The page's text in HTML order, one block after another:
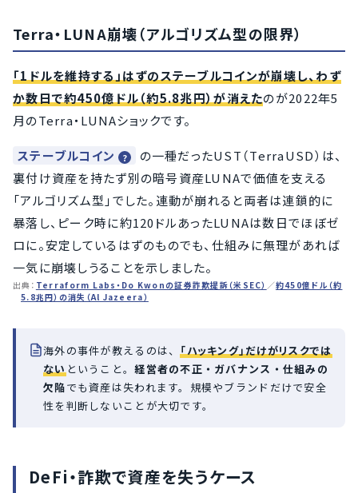
Terra・LUNA崩壊（アルゴリズム型の限界）
「1ドルを維持する」はずのステーブルコインが崩壊し、わず
か数日で約450億ドル（約5.8兆円）が消えたのが2022年5
月のTerra・LUNAショックです。
ステーブルコイン
の一種だったUST（TerraUSD）は、
裏付け資産を持たず別の暗号資産LUNAで価値を支える
「アルゴリズム型」でした。連動が崩れると両者は連鎖的に
暴落し、ピーク時に約120ドルあったLUNAは数日でほぼゼ
ロに。安定しているはずのものでも、仕組みに無理があれば
一気に崩壊しうることを示しました。
出典： Terraform Labs・Do Kwonの証券詐欺提訴（米SEC） ／約450億ドル（約
5.8兆円）の消失（Al Jazeera）
海外の事件が教えるのは、「ハッキング」だけがリスクでは
ないということ。経営者の不正・ガバナンス・仕組みの
欠陥でも資産は失われます。規模やブランドだけで安全
性を判断しないことが大切です。
DeFi・詐欺で資産を失うケース